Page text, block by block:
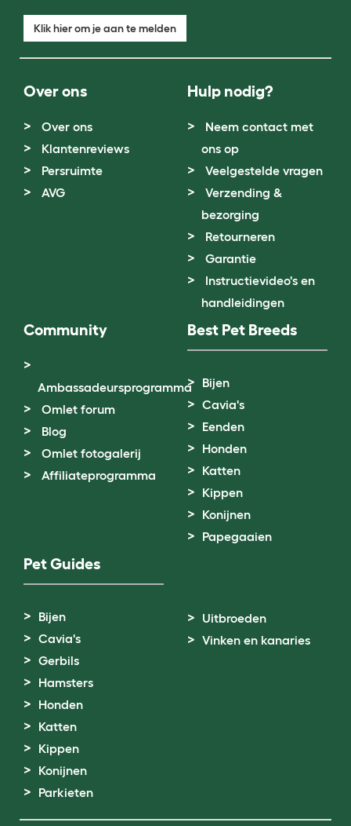
Klik hier om je aan te melden
Over ons
Over ons
Klantenreviews
Persruimte
AVG
Hulp nodig?
Neem contact met
ons op
Veelgestelde vragen
Verzending &
bezorging
Retourneren
Garantie
Instructievideo's en
handleidingen
Community
Ambassadeursprogramma
Omlet forum
Blog
Omlet fotogalerij
Affiliateprogramma
Best Pet Breeds
Bijen
Cavia's
Eenden
Honden
Katten
Kippen
Konijnen
Papegaaien
Pet Guides
Bijen
Cavia's
Gerbils
Hamsters
Honden
Katten
Kippen
Konijnen
Parkieten
Uitbroeden
Vinken en kanaries